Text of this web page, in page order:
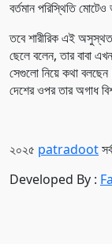
বর্তমান পরিস্থিতি
তবে শারীরিক এই
ছেলে বলেন, তার বাবা
সেগুলো নিয়ে কথা
দেশের ওপর তার অগাধ
২০২৫ patradoot
Developed By :